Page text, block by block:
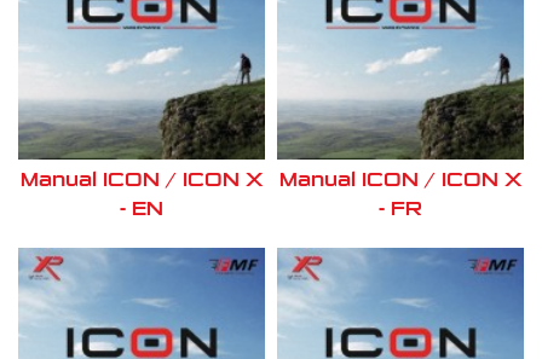
Manual ICON / ICON X
- EN
Manual ICON / ICON X
- FR